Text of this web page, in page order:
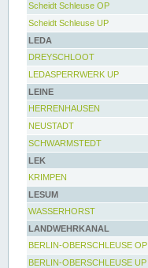
Scheidt Schleuse OP
Scheidt Schleuse UP
LEDA
DREYSCHLOOT
LEDASPERRWERK UP
LEINE
HERRENHAUSEN
NEUSTADT
SCHWARMSTEDT
LEK
KRIMPEN
LESUM
WASSERHORST
LANDWEHRKANAL
BERLIN-OBERSCHLEUSE OP
BERLIN-OBERSCHLEUSE UP